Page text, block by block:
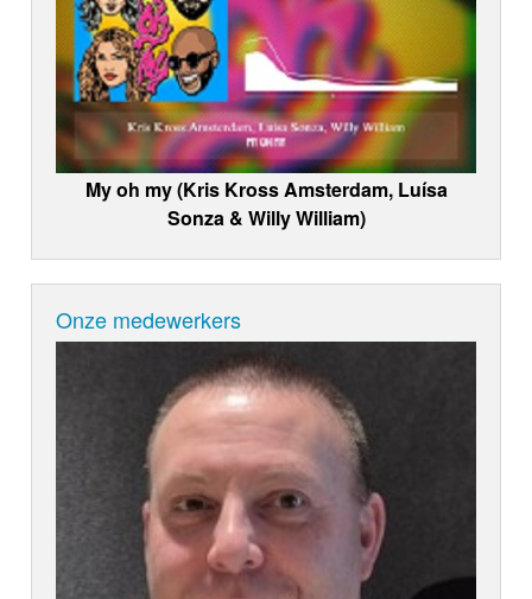
My oh my (Kris Kross Amsterdam, Luísa
Sonza & Willy William)
Onze medewerkers